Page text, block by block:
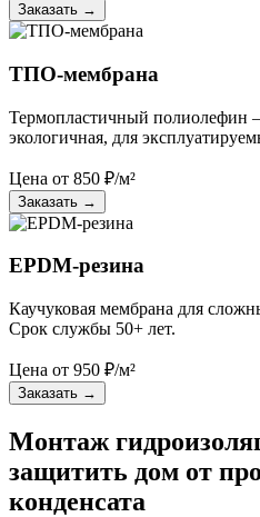
Заказать →
ТПО-мембрана
Термопластичный полиолефин
экологичная, для
Цена от 850 ₽/м²
Заказать →
EPDM-резина
Каучуковая мембрана для
Срок службы 50+ лет.
Цена от 950 ₽/м²
Заказать →
Монтаж
защитить дом от
конденсата